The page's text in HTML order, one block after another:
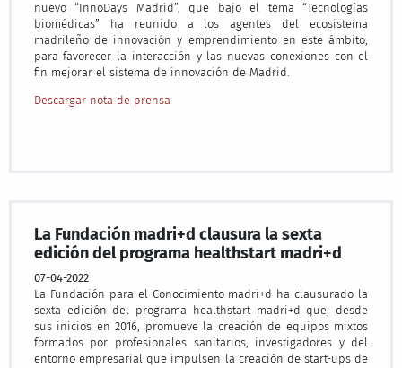
nuevo “InnoDays Madrid”, que bajo el tema “Tecnologías
biomédicas” ha reunido a los agentes del ecosistema
madrileño de innovación y emprendimiento en este ámbito,
para favorecer la interacción y las nuevas conexiones con el
fin mejorar el sistema de innovación de Madrid.
Descargar nota de prensa
La Fundación madri+d clausura la sexta
edición del programa healthstart madri+d
07-04-2022
La Fundación para el Conocimiento madri+d ha clausurado la
sexta edición del programa healthstart madri+d que, desde
sus inicios en 2016, promueve la creación de equipos mixtos
formados por profesionales sanitarios, investigadores y del
entorno empresarial que impulsen la creación de start-ups de